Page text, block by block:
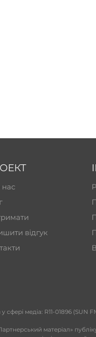
відгук
сфері медіа: R11-01896 (SUN
матеріал»